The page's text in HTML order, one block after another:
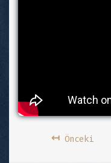
↤Önceki